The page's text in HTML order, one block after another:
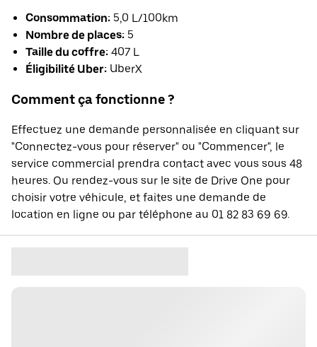
Consommation: 5,0 L/100km
Nombre de places: 5
Taille du coffre: 407 L
Éligibilité Uber: UberX
Comment ça fonctionne ?
Effectuez une demande personnalisée en cliquant sur
"Connectez-vous pour réserver" ou "Commencer", le
service commercial prendra contact avec vous sous 48
heures. Ou rendez-vous sur le site de Drive One pour
choisir votre véhicule, et faites une demande de
location en ligne ou par téléphone au 01 82 83 69 69.